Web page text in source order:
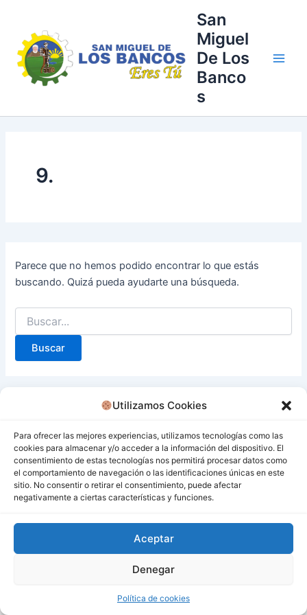
Utilizamos Cookies
Para ofrecer las mejores experiencias, utilizamos tecnologías como las
cookies para almacenar y/o acceder a la información del dispositivo. El
consentimiento de estas tecnologías nos permitirá procesar datos como
el comportamiento de navegación o las identificaciones únicas en este
sitio. No consentir o retirar el consentimiento, puede afectar
negativamente a ciertas características y funciones.
Aceptar
Denegar
Política de cookies
contenido
San
Miguel
De Los
Banco
s
9.
Parece que no hemos podido encontrar lo que estás
buscando. Quizá pueda ayudarte una búsqueda.
Todos los derechos © 2026 San Miguel De Los Bancos |